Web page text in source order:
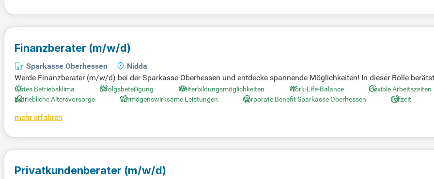
Finanzberater (m/w/d)
Sparkasse Oberhessen
Nidda
Werde Finanzberater (m/w/d) bei der Sparkasse Oberhessen und entdecke spannende Möglichkeiten! In dieser Rolle
er verschiedene Medienkanäle. Deine Hauptaufgabe ist die aktive Ansprache von Kunden aus dem Servicebereich in den
e-/Passiv-, Verbund- und Dienstleistungsgeschäft. Du baust langfristige Geschäftsbeziehungen auf, indem Du individuelle
b Dich noch heute und starte Deine Karriere in der Finanzberatung!
Gutes Betriebsklima Erfolgsbeteiligung Weiterbildungsmöglichkeiten Work-Life-Balance Flexible Arbeitszeiten
Betriebliche Altersvorsorge
Vermögenswirksame Leistungen Corporate Benefit Sparkasse Oberhessen Teilzeit
mehr erfahren
Privatkundenberater (m/w/d)